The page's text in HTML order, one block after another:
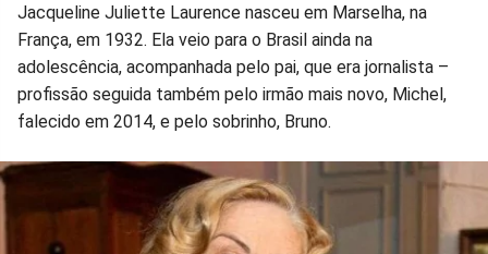
Jacqueline Juliette Laurence nasceu em Marselha, na
França, em 1932. Ela veio para o Brasil ainda na
adolescência, acompanhada pelo pai, que era jornalista –
profissão seguida também pelo irmão mais novo, Michel,
falecido em 2014, e pelo sobrinho, Bruno.